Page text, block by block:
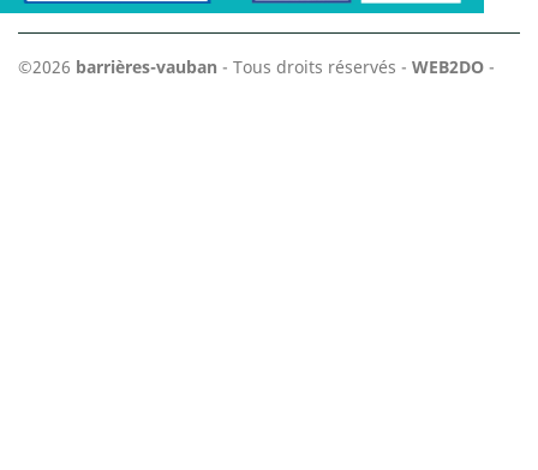
©2026 barrières-vauban - Tous droits réservés - WEB2DO -